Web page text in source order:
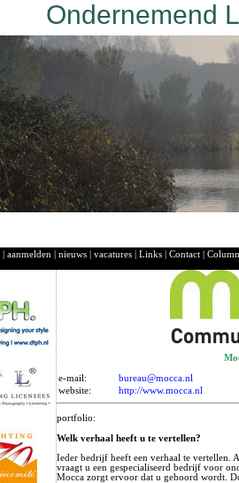
Ondernemend
aanmelden nieuws vacatures Links Contact Column
e-mail:
bureau@mocca.nl
website:
http://www.mocca.nl
portfolio:
Welk verhaal heeft u te vertellen?
Ieder bedrijf heeft een verhaal te vertellen.
vraagt u een gespecialiseerd bedrijf voor
Mocca zorgt ervoor dat u gehoord wordt.